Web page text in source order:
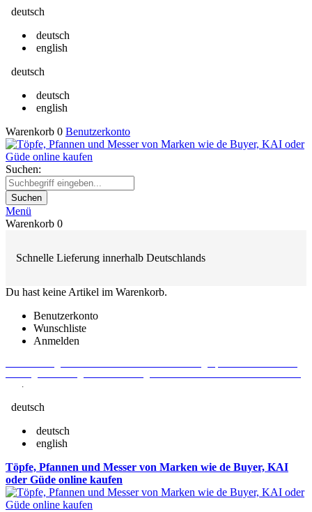
deutsch
deutsch
english
deutsch
deutsch
english
Warenkorb 0 Benutzerkonto
Suchen:
Suchen
Menü
Warenkorb 0
Schnelle Lieferung innerhalb Deutschlands
Du hast keine Artikel im Warenkorb.
Benutzerkonto
Wunschliste
Anmelden
.
deutsch
deutsch
english
Töpfe, Pfannen und Messer von Marken wie de Buyer, KAI
oder Güde online kaufen